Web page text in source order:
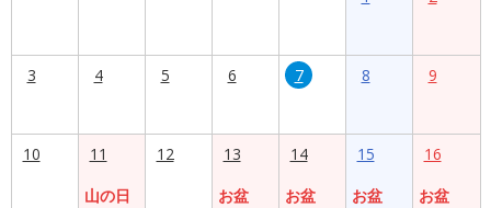
3 4 5 6 7 8 9
10
11
山の日
12
13
お盆
14
お盆
15
お盆
16
お盆